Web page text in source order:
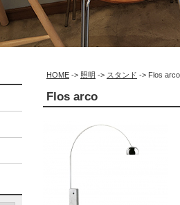
HOME -> 照明 -> スタンド -> Flos arco
Flos arco